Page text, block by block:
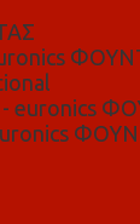
- euronics